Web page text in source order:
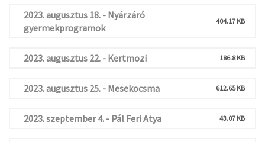
2023. augusztus 18. - Nyárzáró
gyermekprogramok
404.17 KB
2023. augusztus 22. - Kertmozi 186.8 KB
2023. augusztus 25. - Mesekocsma 612.65 KB
2023. szeptember 4. - Pál Feri Atya 43.07 KB